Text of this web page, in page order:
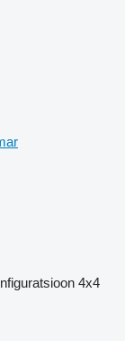
4x4